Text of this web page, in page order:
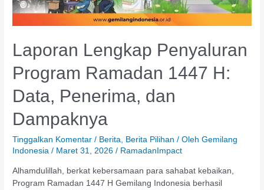
Laporan Lengkap Penyaluran
Program Ramadan 1447 H:
Data, Penerima, dan
Dampaknya
Tinggalkan Komentar / Berita Berita Pilihan / OlehGemilang
Indonesia/ Maret 31, 2026/ RamadanImpact
Alhamdulillah, berkat kebersamaan para sahabat kebaikan,
Program Ramadan 1447 H Gemilang Indonesia berhasil